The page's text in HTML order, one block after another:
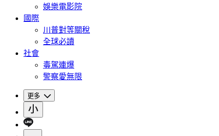
娛樂電影院
國際
川普對等關稅
全球必讀
社會
毒駕連爆
警察愛無限
更多